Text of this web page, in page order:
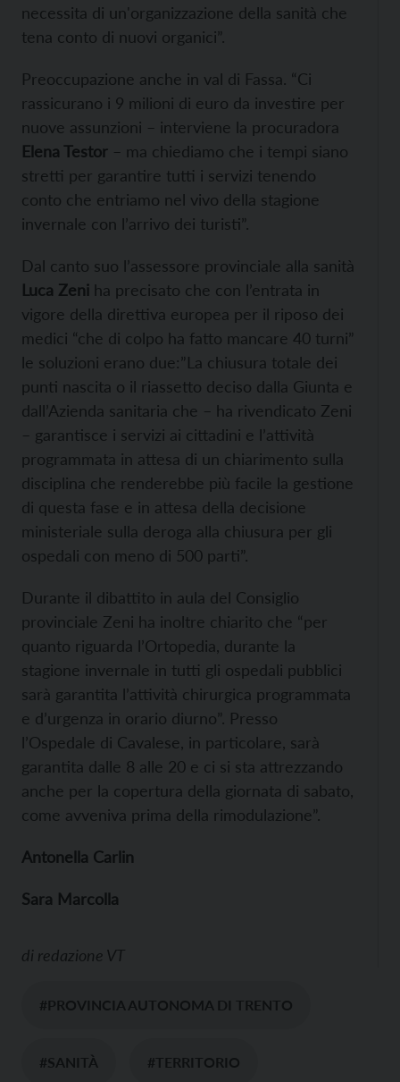
necessita di un'organizzazione della sanità che
tena conto di nuovi organici”.
Preoccupazione anche in val di Fassa. “Ci
rassicurano i 9 milioni di euro da investire per
nuove assunzioni – interviene la procuradora
Elena Testor – ma chiediamo che i tempi siano
stretti per garantire tutti i servizi tenendo
conto che entriamo nel vivo della stagione
invernale con l’arrivo dei turisti”.
Dal canto suo l’assessore provinciale alla sanità
Luca Zeni ha precisato che con l’entrata in
vigore della direttiva europea per il riposo dei
medici “che di colpo ha fatto mancare 40 turni”
le soluzioni erano due:”La chiusura totale dei
punti nascita o il riassetto deciso dalla Giunta e
dall’Azienda sanitaria che – ha rivendicato Zeni
– garantisce i servizi ai cittadini e l’attività
programmata in attesa di un chiarimento sulla
disciplina che renderebbe più facile la gestione
di questa fase e in attesa della decisione
ministeriale sulla deroga alla chiusura per gli
ospedali con meno di 500 parti”.
Durante il dibattito in aula del Consiglio
provinciale Zeni ha inoltre chiarito che “per
quanto riguarda l’Ortopedia, durante la
stagione invernale in tutti gli ospedali pubblici
sarà garantita l’attività chirurgica programmata
e d’urgenza in orario diurno”. Presso
l’Ospedale di Cavalese, in particolare, sarà
garantita dalle 8 alle 20 e ci si sta attrezzando
anche per la copertura della giornata di sabato,
come avveniva prima della rimodulazione”.
Antonella Carlin
Sara Marcolla
di redazione VT
#PROVINCIA AUTONOMA DI TRENTO
#SANITÀ #TERRITORIO